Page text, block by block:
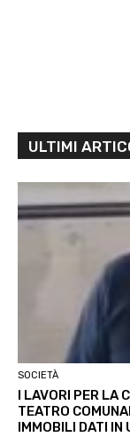
ULTIMI
SOCIETÀ
I LAVORI PER LA
TEATRO
IMMOBILI DATI IN